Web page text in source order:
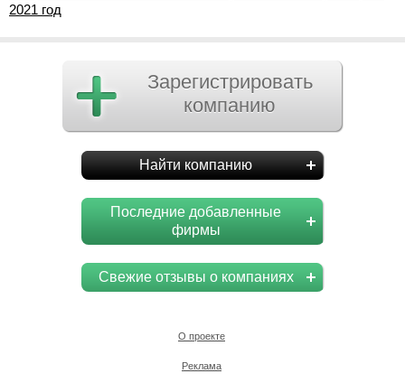
2021 год
Зарегистрировать
компанию
Найти компанию
Последние добавленные
фирмы
Свежие отзывы о компаниях
О проекте
Реклама